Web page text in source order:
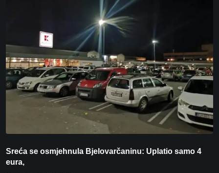
Sreća se osmjehnula Bjelovarčaninu: Uplatio samo 4
eura,